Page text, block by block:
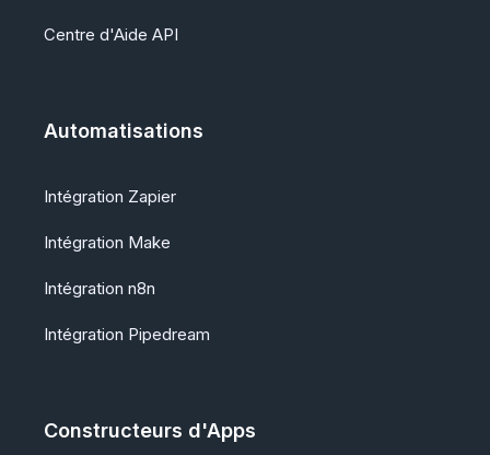
Centre d'Aide API
Automatisations
Intégration Zapier
Intégration Make
Intégration n8n
Intégration Pipedream
Constructeurs d'Apps